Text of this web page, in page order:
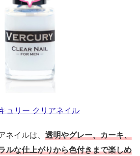
ュリー クリアネイル
ネイルは、 透明やグレー、カーキ、
ルな仕上がりから色付きまで楽しめ